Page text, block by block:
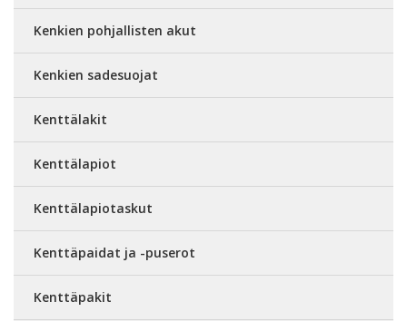
Kenkien pohjallisten akut
Kenkien sadesuojat
Kenttälakit
Kenttälapiot
Kenttälapiotaskut
Kenttäpaidat ja -puserot
Kenttäpakit